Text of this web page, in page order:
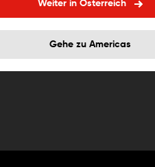
Weiter in Österreich
Gehe zu Americas